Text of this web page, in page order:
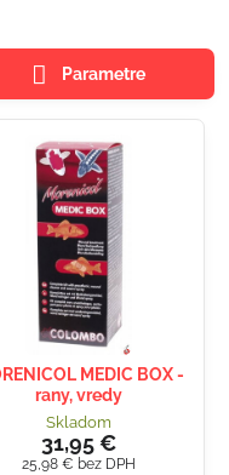
Parametre
MEDIC BOX -
rany, vredy
Skladom
31,95 €
25,98 € bez DPH